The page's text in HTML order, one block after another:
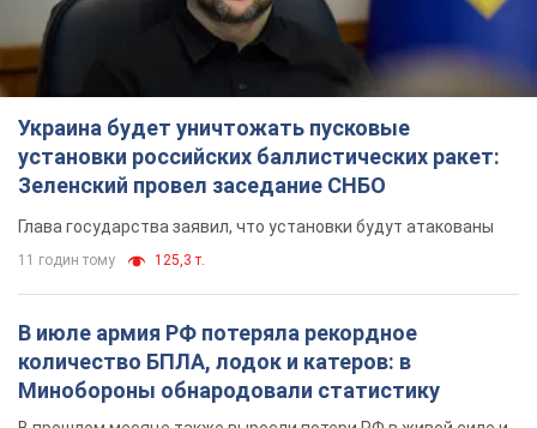
Украина будет уничтожать пусковые
установки российских баллистических ракет:
Зеленский провел заседание СНБО
Глава государства заявил, что установки будут атакованы
11 годин тому 125,3 т.
В июле армия РФ потеряла рекордное
количество БПЛА, лодок и катеров: в
Минобороны обнародовали статистику